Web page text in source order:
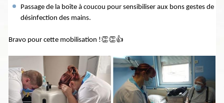
Passage de la boîte à coucou pour sensibiliser aux bons gestes de
désinfection des mains.
Bravo pour cette mobilisation !👏👏👍